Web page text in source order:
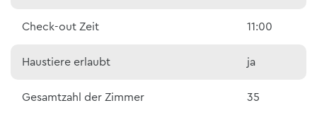
Check-out Zeit 11:00
Haustiere erlaubt ja
Gesamtzahl der Zimmer 35